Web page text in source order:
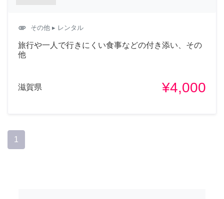
attachment その他 ▸ レンタル
旅行や一人で行きにくい食事などの付き添い、その
他
滋賀県 ¥4,000
1